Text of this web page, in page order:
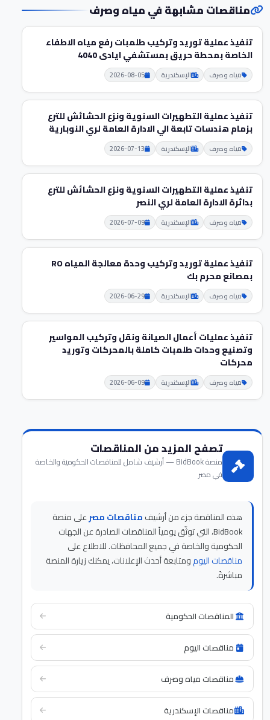
مناقصات مشابهة في مياه وصرف
تنفيذ عملية توريد وتركيب طلمبات رفع مياه الاطفاء
الخاصة بمحطة حريق بمستشفي ايادى 4040
مياه وصرف الإسكندرية 2026-08-05
تنفيذ عملية التطهيرات السنوية ونزع الحشائش للترع
بزمام هندسات تابعة الي الادارة العامة لري النوبارية
مياه وصرف الإسكندرية 2026-07-13
تنفيذ عملية التطهيرات السنوية ونزع الحشائش للترع
بدائرة الادارة العامة لري النصر
مياه وصرف الإسكندرية 2026-07-09
تنفيذ عملية توريد وتركيب وحدة معالجة المياه RO
بمصانع محرم بك
مياه وصرف الإسكندرية 2026-06-29
تنفيذ عمليات أعمال الصيانة ونقل وتركيب المواسير
وتصنيع وحدات طلمبات كاملة بالمحركات وتوريد
محركات
مياه وصرف الإسكندرية 2026-06-09
تصفح المزيد من المناقصات
منصة BidBook — أرشيف شامل للمناقصات الحكومية والخاصة
في مصر
هذه المناقصة جزء من أرشيفمناقصات مصرعلى منصة
BidBook، التي توثّق يومياً المناقصات الصادرة عن الجهات
الحكومية والخاصة في جميع المحافظات. للاطلاع على
مناقصات اليومومتابعة أحدث الإعلانات، يمكنك زيارة المنصة
مباشرةً.
المناقصات الحكومية
مناقصات اليوم
مناقصات مياه وصرف
مناقصات الإسكندرية